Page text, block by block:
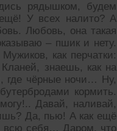
рядышком, будем
У всех налито? А
Любовь, она такая
– пшик и нету.
как перчатки:
знаешь, как на
где чёрные ночи… Ну,
кормить.
Давай, наливай,
Да, пью! А как ещё
всю себя… Даром, что